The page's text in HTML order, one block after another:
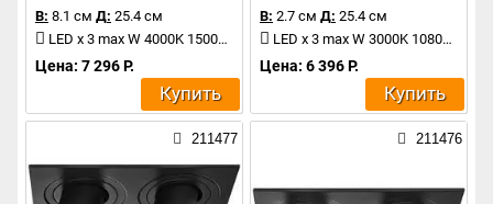
В: 8.1 см Д: 25.4 см
LED x 3 max W 4000K 1500Lm
Цена: 7 296 Р.
Купить
В: 2.7 см Д: 25.4 см
LED x 3 max W 3000K 1080Lm
Цена: 6 396 Р.
Купить
211477 211476